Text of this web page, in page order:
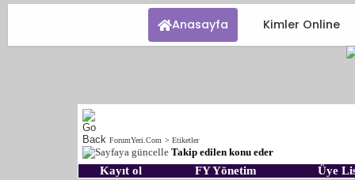
Anasayfa Kimler Online
ForumYeri.Com > Etiketler
Takip edilen konu eder
Kayıt ol FY Yönetim Üye